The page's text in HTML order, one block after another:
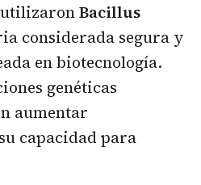
utilizaronBacillus
considerada segura y
en biotecnología.
genéticas
aumentar
capacidad para